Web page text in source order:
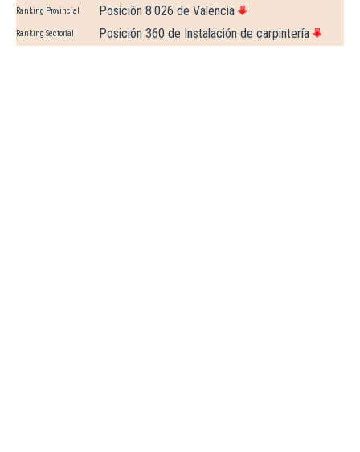
Ranking Provincial Posición 8.026 de Valencia
Ranking Sectorial Posición 360 de Instalación de carpintería